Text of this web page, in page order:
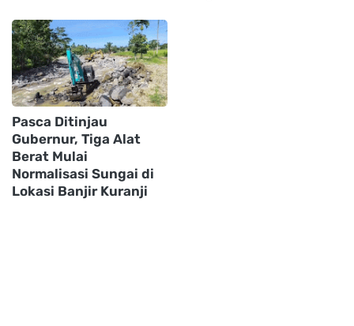
Pasca Ditinjau
Gubernur, Tiga Alat
Berat Mulai
Normalisasi Sungai di
Lokasi Banjir Kuranji